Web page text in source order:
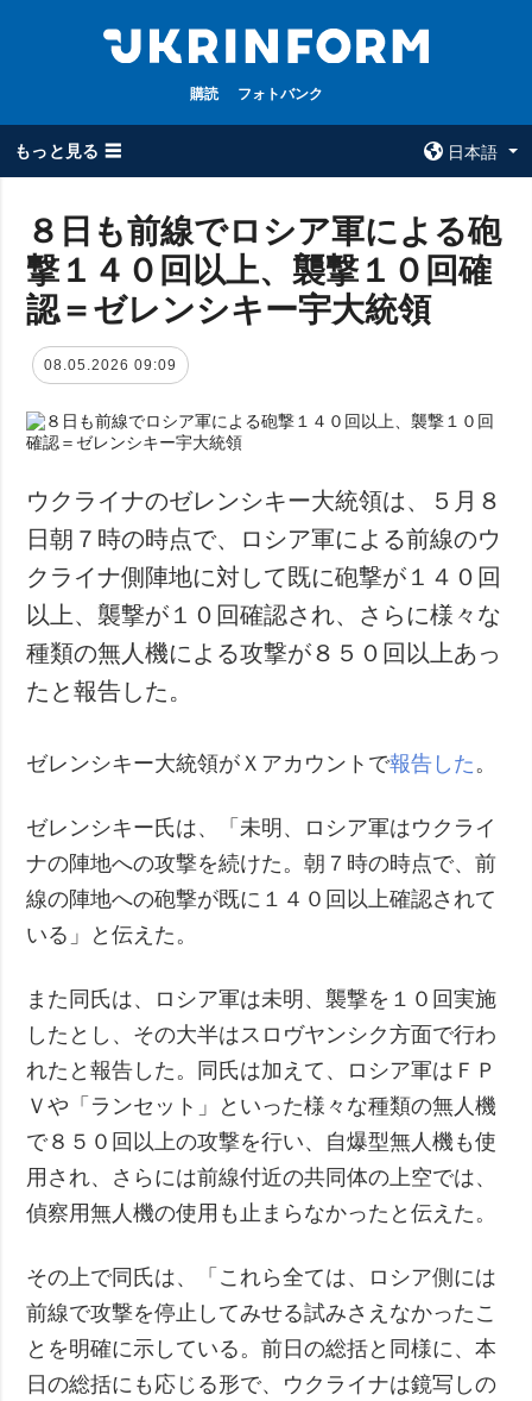
購読 フォトバンク
もっと見る ☰
日本語
全てのトピック
戦争
政治
経済・復興
防衛
社会・文化
スポーツ
犯罪
事故・緊急事態
ウクルインフォ
ルム
ウクルインフォル
追加
特集
写真
サービス
８日も前線でロシア軍による砲
撃１４０回以上、襲撃１０回確
認＝ゼレンシキー宇大統領
08.05.2026 09:09
ウクライナのゼレンシキー大統領は、５月８
日朝７時の時点で、ロシア軍による前線のウ
クライナ側陣地に対して既に砲撃が１４０回
以上、襲撃が１０回確認され、さらに様々な
種類の無人機による攻撃が８５０回以上あっ
たと報告した。
ゼレンシキー大統領がＸアカウントで報告した 。
ゼレンシキー氏は、「未明、ロシア軍はウクライ
ナの陣地への攻撃を続けた。朝７時の時点で、前
線の陣地への砲撃が既に１４０回以上確認されて
いる」と伝えた。
また同氏は、ロシア軍は未明、襲撃を１０回実施
したとし、その大半はスロヴヤンシク方面で行わ
れたと報告した。同氏は加えて、ロシア軍はＦＰ
Ｖや「ランセット」といった様々な種類の無人機
で８５０回以上の攻撃を行い、自爆型無人機も使
用され、さらには前線付近の共同体の上空では、
偵察用無人機の使用も止まらなかったと伝えた。
その上で同氏は、「これら全ては、ロシア側には
前線で攻撃を停止してみせる試みさえなかったこ
とを明確に示している。前日の総括と同様に、本
日の総括にも応じる形で、ウクライナは鏡写しの